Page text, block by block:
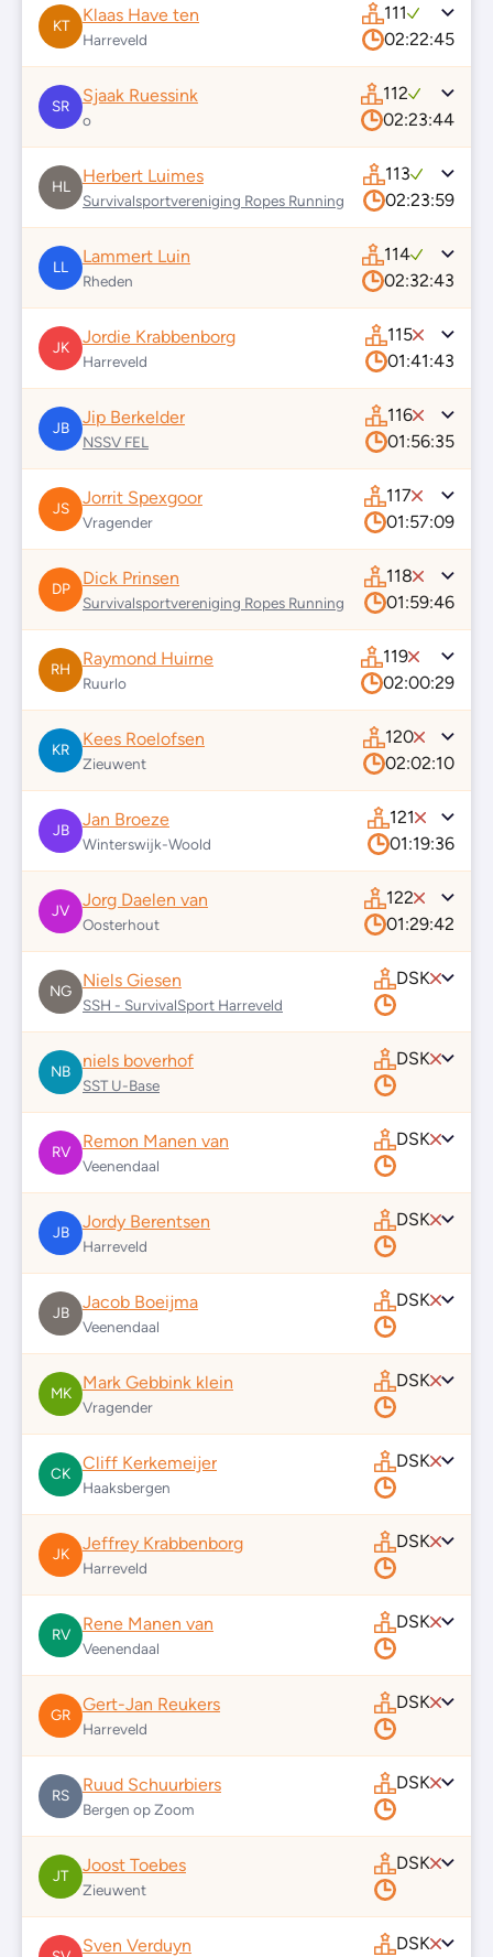
KT
Klaas Have ten
Harreveld
111
02:22:45
SR
Sjaak Ruessink
o
112
02:23:44
HL
Herbert Luimes
Survivalsportvereniging Ropes Running
113
02:23:59
LL
Lammert Luin
Rheden
114
02:32:43
JK
Jordie Krabbenborg
Harreveld
115
01:41:43
JB
Jip Berkelder
NSSV FEL
116
01:56:35
JS
Jorrit Spexgoor
Vragender
117
01:57:09
DP
Dick Prinsen
Survivalsportvereniging Ropes Running
118
01:59:46
RH
Raymond Huirne
Ruurlo
119
02:00:29
KR
Kees Roelofsen
Zieuwent
120
02:02:10
JB
Jan Broeze
Winterswijk-Woold
121
01:19:36
JV
Jorg Daelen van
Oosterhout
122
01:29:42
NG
Niels Giesen
SSH - SurvivalSport Harreveld
DSK
NB
niels boverhof
SST U-Base
DSK
RV
Remon Manen van
Veenendaal
DSK
JB
Jordy Berentsen
Harreveld
DSK
JB
Jacob Boeijma
Veenendaal
DSK
MK
Mark Gebbink klein
Vragender
DSK
CK
Cliff Kerkemeijer
Haaksbergen
DSK
JK
Jeffrey Krabbenborg
Harreveld
DSK
RV
Rene Manen van
Veenendaal
DSK
GR
Gert-Jan Reukers
Harreveld
DSK
RS
Ruud Schuurbiers
Bergen op Zoom
DSK
JT
Joost Toebes
Zieuwent
DSK
Sven Verduyn DSK